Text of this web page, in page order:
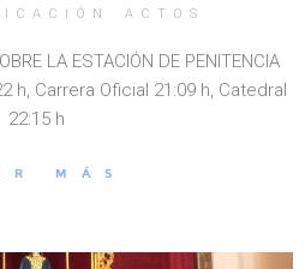
ACTOS
LA ESTACIÓN DE PENITENCIA
h, Carrera Oficial 21:09 h, Catedral
22:15 h
MÁS